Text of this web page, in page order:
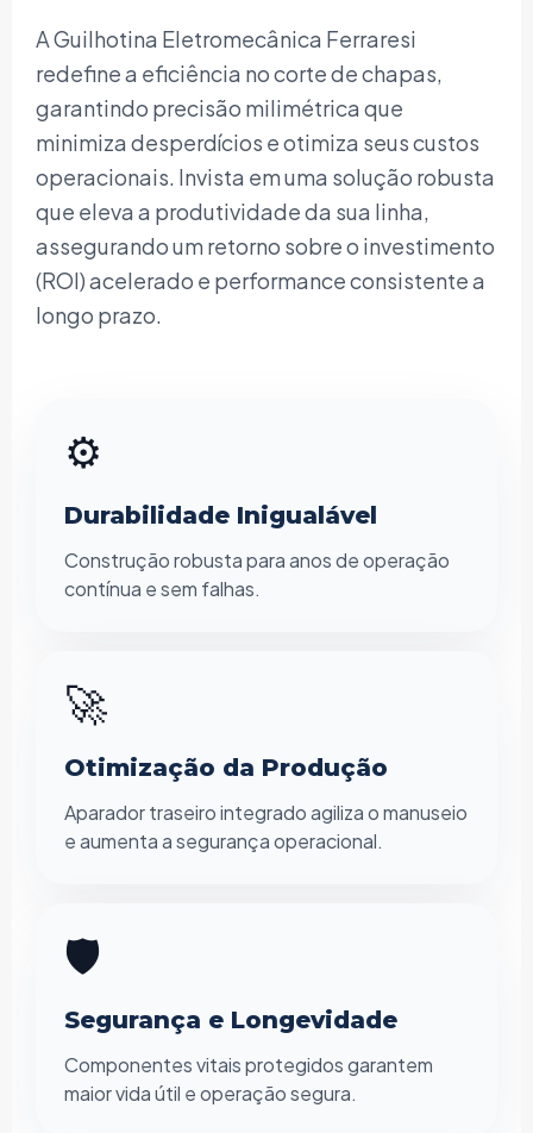
A Guilhotina Eletromecânica Ferraresi
redefine a eficiência no corte de chapas,
garantindo precisão milimétrica que
minimiza desperdícios e otimiza seus custos
operacionais. Invista em uma solução robusta
que eleva a produtividade da sua linha,
assegurando um retorno sobre o investimento
(ROI) acelerado e performance consistente a
longo prazo.
⚙️
Durabilidade Inigualável
Construção robusta para anos de operação
contínua e sem falhas.
🚀
Otimização da Produção
Aparador traseiro integrado agiliza o manuseio
e aumenta a segurança operacional.
🛡️
Segurança e Longevidade
Componentes vitais protegidos garantem
maior vida útil e operação segura.